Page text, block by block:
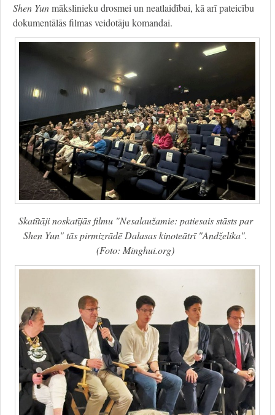
Shen Yunmākslinieku drosmei un neatlaidībai, kā arī pateicību
dokumentālās filmas veidotāju komandai.
Skatītāji noskatījās filmu "Nesalaužamie: patiesais stāsts par
Shen Yun" tās pirmizrādē Dalasas kinoteātrī "Andželika".
(Foto: Minghui.org)